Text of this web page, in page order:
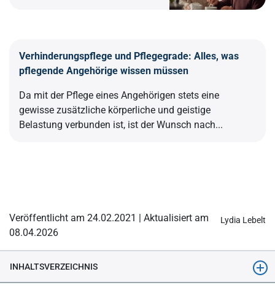
Verhinderungspflege und Pflegegrade: Alles, was
pflegende Angehörige wissen müssen
Da mit der Pflege eines Angehörigen stets eine
gewisse zusätzliche körperliche und geistige
Belastung verbunden ist, ist der Wunsch nach...
Veröffentlicht am 24.02.2021 | Aktualisiert am
08.04.2026
Lydia Lebelt
INHALTSVERZEICHNIS